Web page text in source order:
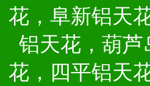
花，阜新铝天
铝天花，葫
花，四平铝天